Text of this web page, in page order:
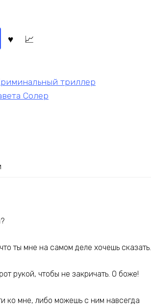
триллер
Солер
ты мне на самом деле хочешь сказать.
рукой, чтобы не закричать. О боже!
ко мне, либо можешь с ним навсегда